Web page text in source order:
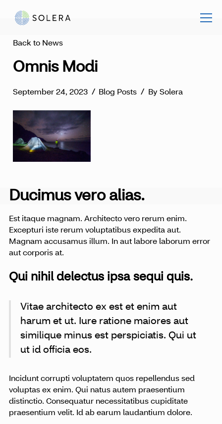
Back to News
Omnis Modi
September 24, 2023 / Blog Posts / By Solera
Ducimus vero alias.
Est itaque magnam. Architecto vero rerum enim.
Excepturi iste rerum voluptatibus expedita aut.
Magnam accusamus illum. In aut labore laborum error
aut corporis at.
Qui nihil delectus ipsa sequi quis.
Vitae architecto ex est et enim aut
harum et ut. Iure ratione maiores aut
similique minus est perspiciatis. Qui ut
ut id officia eos.
Incidunt corrupti voluptatem quos repellendus sed
voluptas ex enim. Qui natus autem praesentium
distinctio. Consequatur necessitatibus cupiditate
praesentium velit. Id ab earum laudantium dolore.